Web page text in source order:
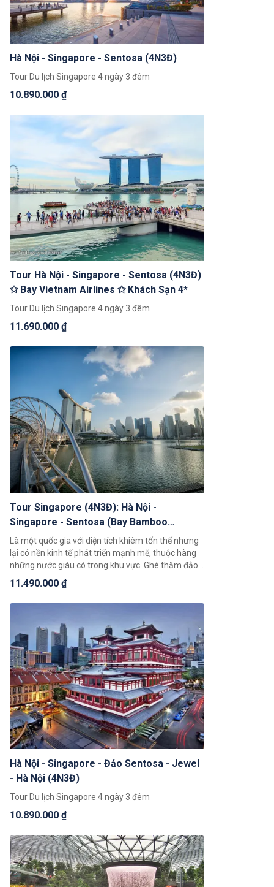
Hà Nội - Singapore - Sentosa (4N3Đ)
Tour Du lịch Singapore 4 ngày 3 đêm
10.890.000 ₫
Tour Hà Nội - Singapore - Sentosa (4N3Đ)
✩ Bay Vietnam Airlines ✩ Khách Sạn 4*
Tour Du lịch Singapore 4 ngày 3 đêm
11.690.000 ₫
Tour Singapore (4N3Đ): Hà Nội -
Singapore - Sentosa (Bay Bamboo
Airways)
Là một quốc gia với diện tích khiêm tốn thế nhưng
lại có nền kinh tế phát triển mạnh mẽ, thuộc hàng
những nước giàu có trong khu vực. Ghé thăm đảo
quốc sư tử, du khách sẽ ngạc nhiên trước sự văn
minh đô thị, sạch sẽ của thành phố. Chúng tôi giới
thiệu đến các bạn trải nghiệm 4 ngày 3 đêm với
nhất và cam kết chất lượng dịch vụ cao, 100% quý
khách sẽ hài lòng khi trải nghiệm.
11.490.000 ₫
Hà Nội - Singapore - Đảo Sentosa - Jewel
- Hà Nội (4N3Đ)
Tour Du lịch Singapore 4 ngày 3 đêm
10.890.000 ₫